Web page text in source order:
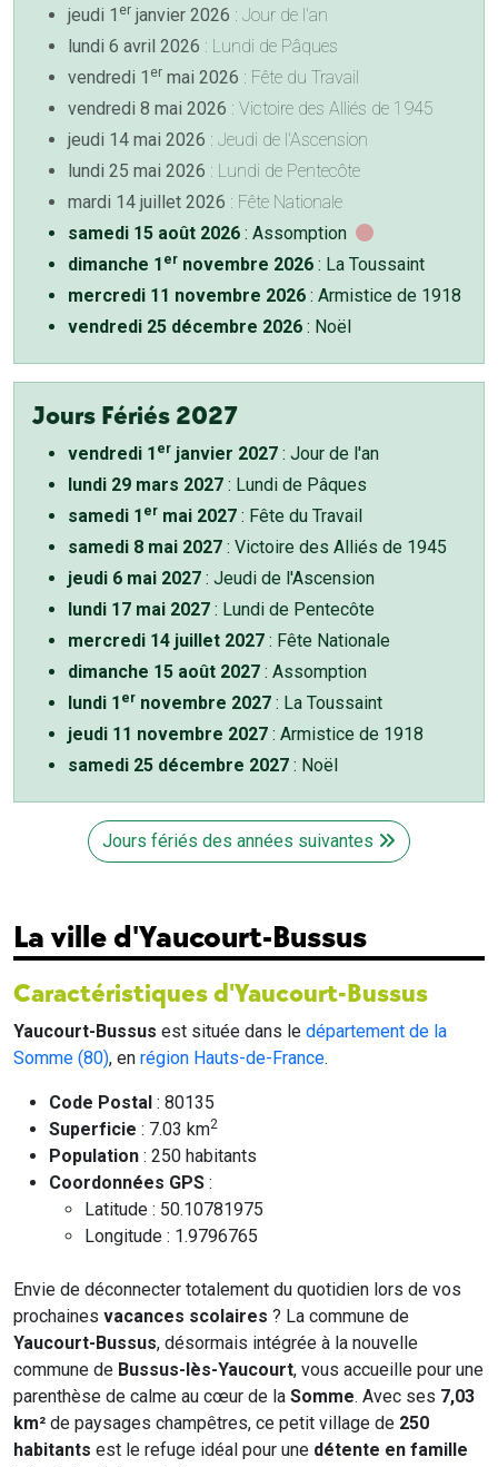
jeudi 1 er janvier 2026 : Jour de l'an
lundi 6 avril 2026 : Lundi de Pâques
vendredi 1 er mai 2026 : Fête du Travail
vendredi 8 mai 2026 : Victoire des Alliés de 1945
jeudi 14 mai 2026 : Jeudi de l'Ascension
lundi 25 mai 2026 : Lundi de Pentecôte
mardi 14 juillet 2026 : Fête Nationale
samedi 15 août 2026 : Assomption
dimanche 1 er novembre 2026 : La Toussaint
mercredi 11 novembre 2026 : Armistice de 1918
vendredi 25 décembre 2026 : Noël
Jours Fériés 2027
vendredi 1 er janvier 2027 : Jour de l'an
lundi 29 mars 2027 : Lundi de Pâques
samedi 1 er mai 2027 : Fête du Travail
samedi 8 mai 2027 : Victoire des Alliés de 1945
jeudi 6 mai 2027 : Jeudi de l'Ascension
lundi 17 mai 2027 : Lundi de Pentecôte
mercredi 14 juillet 2027 : Fête Nationale
dimanche 15 août 2027 : Assomption
lundi 1 er novembre 2027 : La Toussaint
jeudi 11 novembre 2027 : Armistice de 1918
samedi 25 décembre 2027 : Noël
Jours fériés des années suivantes
La ville d'Yaucourt-Bussus
Caractéristiques d'Yaucourt-Bussus
Yaucourt-Bussus est située dans le département de la
Somme (80), en région Hauts-de-France.
Code Postal : 80135
Superficie : 7.03 km2
Population : 250 habitants
Coordonnées GPS :
Latitude : 50.10781975
Longitude : 1.9796765
Envie de déconnecter totalement du quotidien lors de vos
prochaines vacances scolaires ? La commune de
Yaucourt-Bussus, désormais intégrée à la nouvelle
commune de Bussus-lès-Yaucourt, vous accueille pour une
parenthèse de calme au cœur de la Somme. Avec ses 7,03
km² de paysages champêtres, ce petit village de 250
habitants est le refuge idéal pour une détente en famille